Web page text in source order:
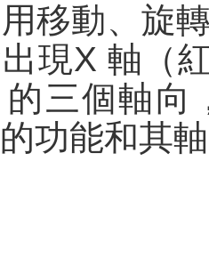
移動、旋
現X 軸（
的三個軸
功能和其